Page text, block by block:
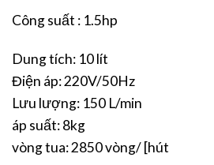
Công suất : 1.5hp
Dung tích: 10 lít
Điện áp: 220V/50Hz
Lưu lượng: 150 L/min
áp suất: 8kg
vòng tua: 2850 vòng/ [hút